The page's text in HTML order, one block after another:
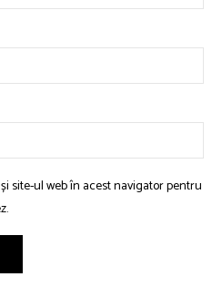
site-ul web în acest navigator pentru